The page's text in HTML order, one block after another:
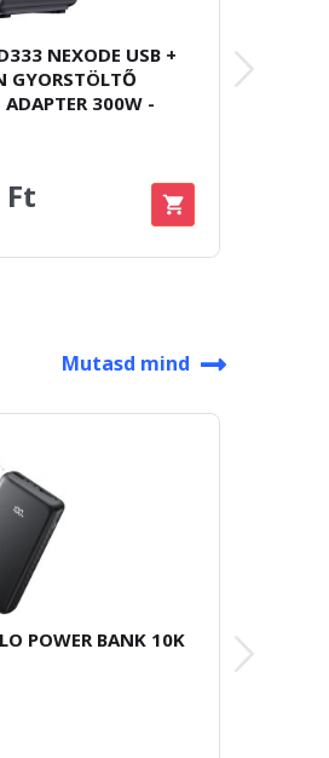
NEXODE USB +
GYORSTÖLTŐ
300W -
Ft
Mutasd mind
POWER BANK 10K